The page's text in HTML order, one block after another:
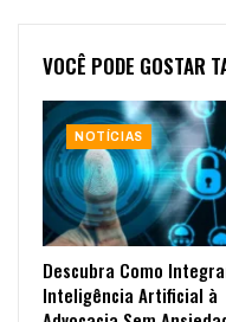
VOCÊ PODE GOSTAR
NOTÍCIAS
Descubra Como
Inteligência Artificial à